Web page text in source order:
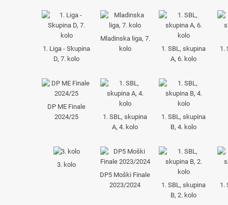
1. Liga - Skupina
D, 7. kolo
Mladinska liga, 7.
kolo
1. SBL, skupina
A, 6. kolo
1.
DP ME Finale
2024/25
1. SBL, skupina
A, 4. kolo
1. SBL, skupina
B, 4. kolo
3. kolo
DP5 Moški Finale
2023/2024
1. SBL, skupina
B, 2. kolo
1.